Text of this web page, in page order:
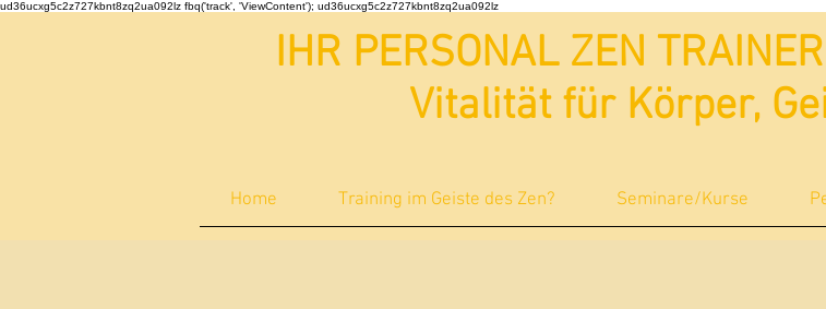
ud36ucxg5c2z727kbnt8zq2ua092lz fbq('track', 'ViewContent'); ud36ucxg5c2z727kbnt8zq2ua092lz
IHR PERSONAL ZEN TRAINER
Vitalität für Körper,
Home Training im Geiste des Zen? Seminare/Kurse